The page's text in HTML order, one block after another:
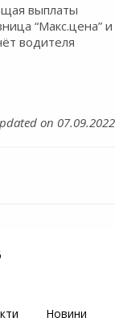
выплаты
“Макс.цена” и
водителя
on 07.09.2022
Новини